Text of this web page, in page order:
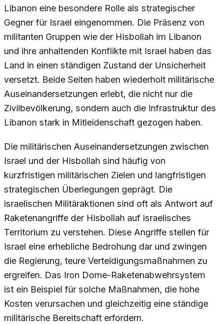
Libanon eine besondere Rolle als strategischer
Gegner für Israel eingenommen. Die Präsenz von
militanten Gruppen wie der Hisbollah im Libanon
und ihre anhaltenden Konflikte mit Israel haben das
Land in einen ständigen Zustand der Unsicherheit
versetzt. Beide Seiten haben wiederholt militärische
Auseinandersetzungen erlebt, die nicht nur die
Zivilbevölkerung, sondern auch die Infrastruktur des
Libanon stark in Mitleidenschaft gezogen haben.
Die militärischen Auseinandersetzungen zwischen
Israel und der Hisbollah sind häufig von
kurzfristigen militärischen Zielen und langfristigen
strategischen Überlegungen geprägt. Die
israelischen Militäraktionen sind oft als Antwort auf
Raketenangriffe der Hisbollah auf israelisches
Territorium zu verstehen. Diese Angriffe stellen für
Israel eine erhebliche Bedrohung dar und zwingen
die Regierung, teure Verteidigungsmaßnahmen zu
ergreifen. Das Iron Dome-Raketenabwehrsystem
ist ein Beispiel für solche Maßnahmen, die hohe
Kosten verursachen und gleichzeitig eine ständige
militärische Bereitschaft erfordern.